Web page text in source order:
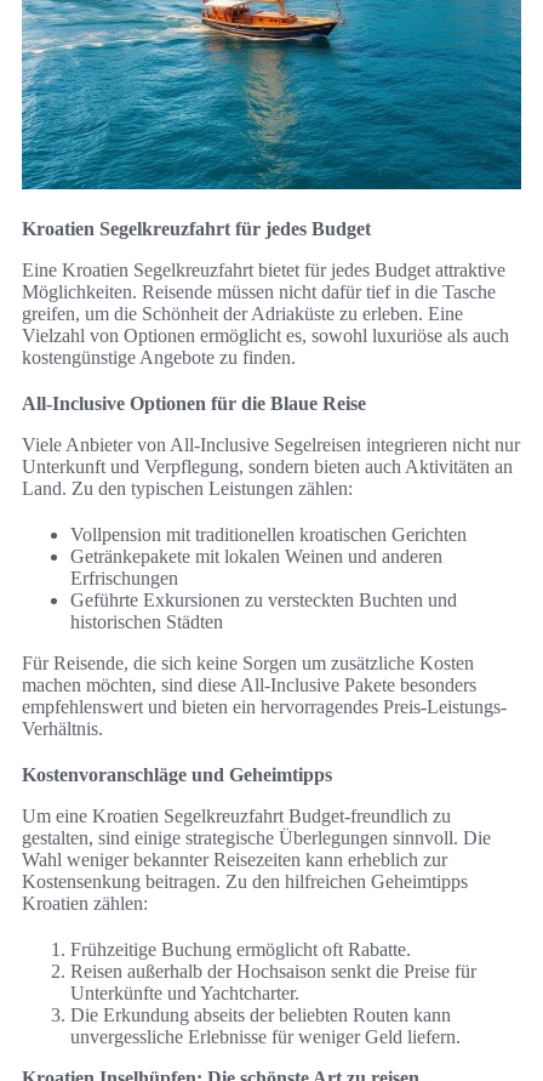
Kroatien Segelkreuzfahrt für jedes Budget
Eine Kroatien Segelkreuzfahrt bietet für jedes Budget attraktive
Möglichkeiten. Reisende müssen nicht dafür tief in die Tasche
greifen, um die Schönheit der Adriaküste zu erleben. Eine
Vielzahl von Optionen ermöglicht es, sowohl luxuriöse als auch
kostengünstige Angebote zu finden.
All-Inclusive Optionen für die Blaue Reise
Viele Anbieter von All-Inclusive Segelreisen integrieren nicht nur
Unterkunft und Verpflegung, sondern bieten auch Aktivitäten an
Land. Zu den typischen Leistungen zählen:
Vollpension mit traditionellen kroatischen Gerichten
Getränkepakete mit lokalen Weinen und anderen
Erfrischungen
Geführte Exkursionen zu versteckten Buchten und
historischen Städten
Für Reisende, die sich keine Sorgen um zusätzliche Kosten
machen möchten, sind diese All-Inclusive Pakete besonders
empfehlenswert und bieten ein hervorragendes Preis-Leistungs-
Verhältnis.
Kostenvoranschläge und Geheimtipps
Um eine Kroatien Segelkreuzfahrt Budget-freundlich zu
gestalten, sind einige strategische Überlegungen sinnvoll. Die
Wahl weniger bekannter Reisezeiten kann erheblich zur
Kostensenkung beitragen. Zu den hilfreichen Geheimtipps
Kroatien zählen:
Frühzeitige Buchung ermöglicht oft Rabatte.
Reisen außerhalb der Hochsaison senkt die Preise für
Unterkünfte und Yachtcharter.
Die Erkundung abseits der beliebten Routen kann
unvergessliche Erlebnisse für weniger Geld liefern.